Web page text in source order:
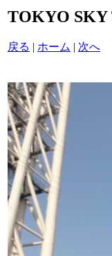
TOKYO SKY
戻る | ホーム | 次へ